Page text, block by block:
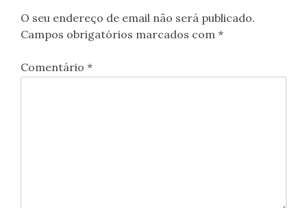
O seu endereço de email não será publicado.
Campos obrigatórios marcados com *
Comentário *